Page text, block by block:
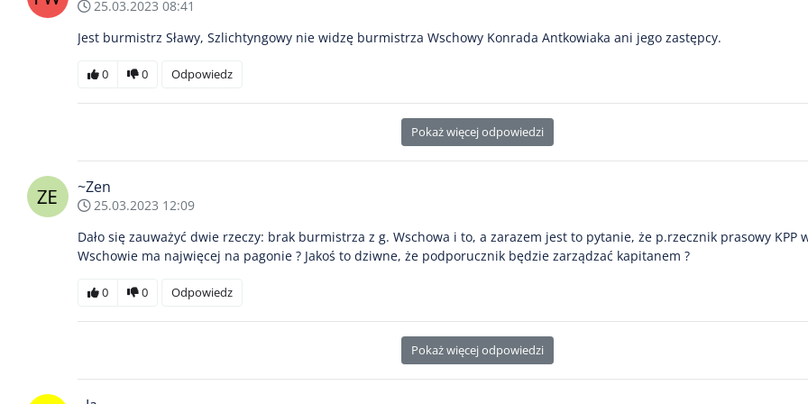
25.03.2023 08:41
Jest burmistrz Sławy, Szlichtyngowy nie widzę burmistrza Wschowy Konrada Antkowiaka ani jego zastępcy.
0 0 Odpowiedz
Pokaż więcej odpowiedzi
~Zen
25.03.2023 12:09
Dało się zauważyć dwie rzeczy: brak burmistrza z g. Wschowa i to, a zarazem jest to pytanie, że p.rzecznik prasowy KPP
Wschowie ma najwięcej na pagonie ? Jakoś to dziwne, że podporucznik będzie zarządzać kapitanem ?
0 0 Odpowiedz
Pokaż więcej odpowiedzi